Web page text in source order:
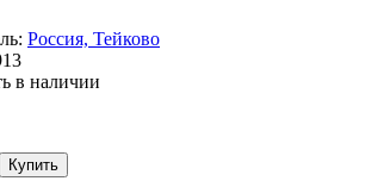
Россия, Тейково
в наличии
Купить